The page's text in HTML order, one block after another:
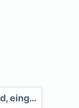
www.Nordsee-Hundefewos.de - Ferienhaus mit Hund, eingezäunt